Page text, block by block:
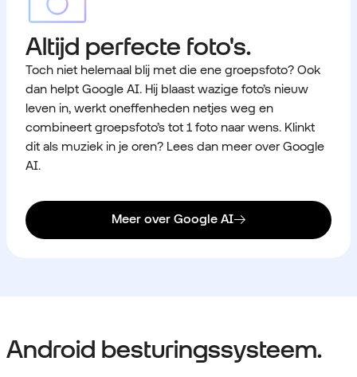
Altijd perfecte foto's.
Toch niet helemaal blij met die ene groepsfoto? Ook
dan helpt Google AI. Hij blaast wazige foto’s nieuw
leven in, werkt oneffenheden netjes weg en
combineert groepsfoto’s tot 1 foto naar wens. Klinkt
dit als muziek in je oren? Lees dan meer over Google
AI.
Meer over Google AI
Android besturingssysteem.